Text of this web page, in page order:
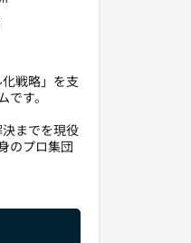
戦略」を支
です。
までを現役
のプロ集団